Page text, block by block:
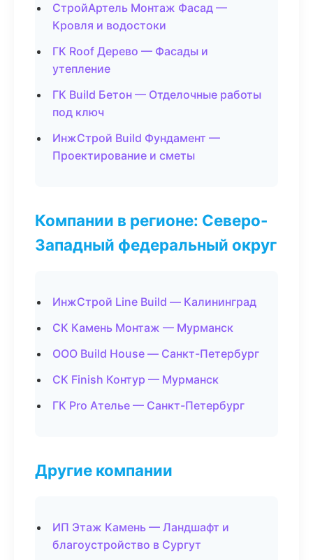
СтройАртель Монтаж Фасад —
Кровля и водостоки
ГК Roof Дерево — Фасады и
утепление
ГК Build Бетон — Отделочные работы
под ключ
ИнжСтрой Build Фундамент —
Проектирование и сметы
Компании в регионе: Северо-
Западный федеральный округ
ИнжСтрой Line Build — Калининград
СК Камень Монтаж — Мурманск
ООО Build House — Санкт-Петербург
СК Finish Контур — Мурманск
ГК Pro Ателье — Санкт-Петербург
Другие компании
ИП Этаж Камень — Ландшафт и
благоустройство в Сургут